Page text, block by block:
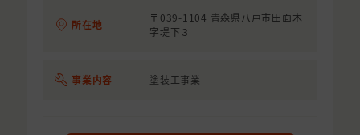
所在地
〒039-1104 青森県八戸市田面木
字堤下３
事業内容 塗装工事業